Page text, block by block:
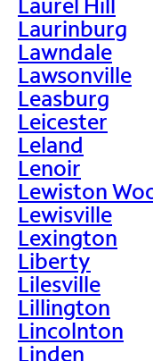
Laurinburg
Lawndale
Lawsonville
Leasburg
Leicester
Leland
Lenoir
Lewiston
Lewisville
Lexington
Liberty
Lilesville
Lillington
Lincolnton
Linden